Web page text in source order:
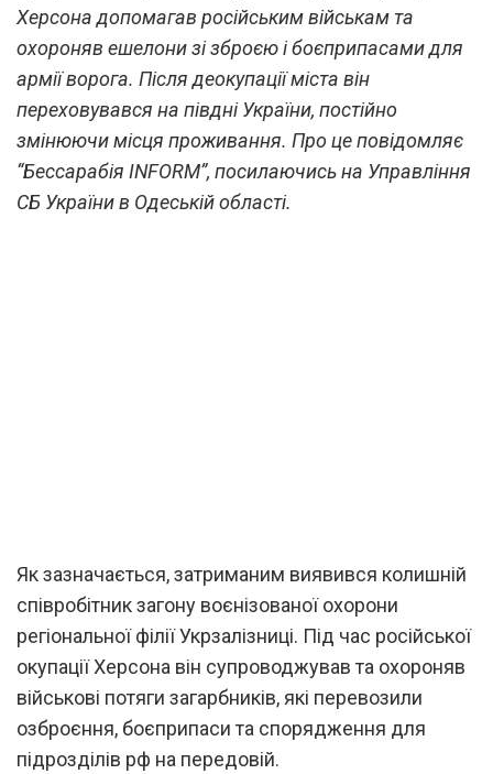
Херсона допомагав російським військам та
охороняв ешелони зі зброєю і боєприпасами для
армії ворога. Після деокупації міста він
переховувався на півдні України, постійно
змінюючи місця проживання. Про це повідомляє
“Бессарабія INFORM”, посилаючись на Управління
СБ України в Одеській області.
Як зазначається, затриманим виявився колишній
співробітник загону воєнізованої охорони
регіональної філії Укрзалізниці. Під час російської
окупації Херсона він супроводжував та охороняв
військові потяги загарбників, які перевозили
озброєння, боєприпаси та спорядження для
підрозділів рф на передовій.